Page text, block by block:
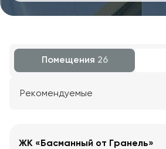
Помещения 26
Рекомендуемые
ЖК «Басманный от Гранель»